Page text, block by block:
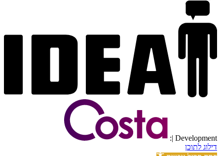
| Development:
דילוג לתוכן